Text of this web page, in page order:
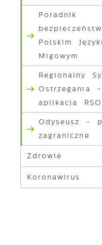
Poradnik
Polskim
Migowym
Regionalny
Ostrzegania -
aplikacja RSO
Odyseusz -
zagraniczne
Zdrowie
Koronawirus